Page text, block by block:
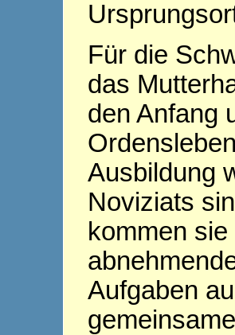
Für die
das
den Anfang
Ausbildung
Noviziats
kommen
Aufgaben